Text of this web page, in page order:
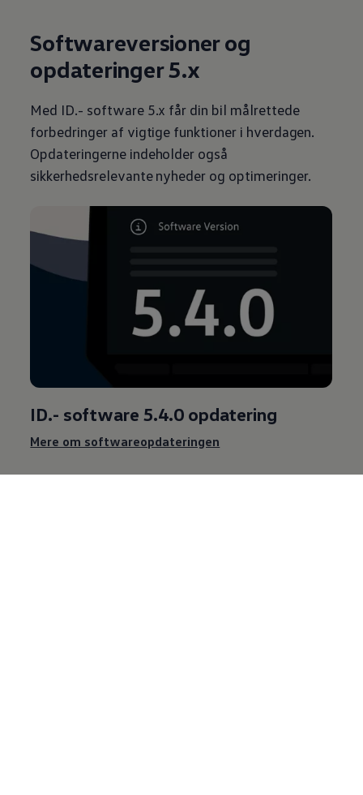
Softwareversioner og
opdateringer 5.x
Med ID.- software 5.x får din bil målrettede
forbedringer af vigtige funktioner i hverdagen.
Opdateringerne indeholder også
sikkerhedsrelevante nyheder og optimeringer.
ID.- software 5.4.0 opdatering
Mere om softwareopdateringen